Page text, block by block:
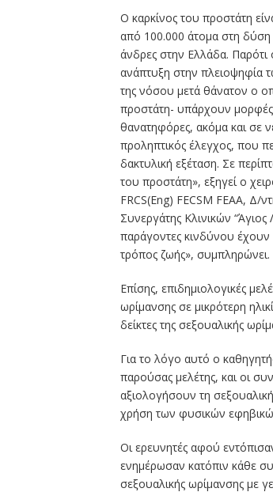
Ο καρκίνος του προστάτη
από 100.000 άτομα στη
άνδρες στην Ελλάδα. Παρότι
ανάπτυξη στην πλειοψηφία
της νόσου μετά θάνατον ο
προστάτη- υπάρχουν μορφές
θανατηφόρες, ακόμα και σε
προληπτικός έλεγχος, που
δακτυλική εξέταση. Σε
του προστάτη», εξηγεί ο
FRCS(Eng) FECSM FEAA,
Συνεργάτης Κλινικών
παράγοντες κινδύνου έχουν
τρόπος ζωής», συμπληρώνει.
Επίσης, επιδημιολογικές
ωρίμανσης σε μικρότερη
δείκτες της σεξουαλικής
Για το λόγο αυτό ο
παρούσας μελέτης, και οι
αξιολογήσουν τη
χρήση των φυσικών
Οι ερευνητές αφού
ενημέρωσαν κατόπιν κάθε
σεξουαλικής ωρίμανσης με